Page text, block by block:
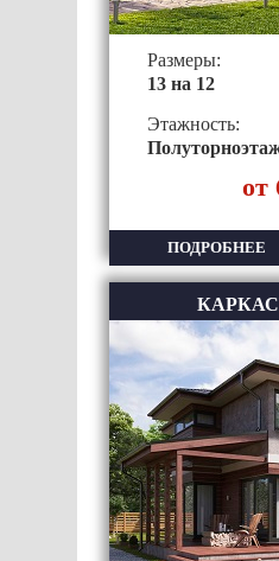
Размеры:
13 на 12
Этажность:
от
ПОДРОБНЕЕ